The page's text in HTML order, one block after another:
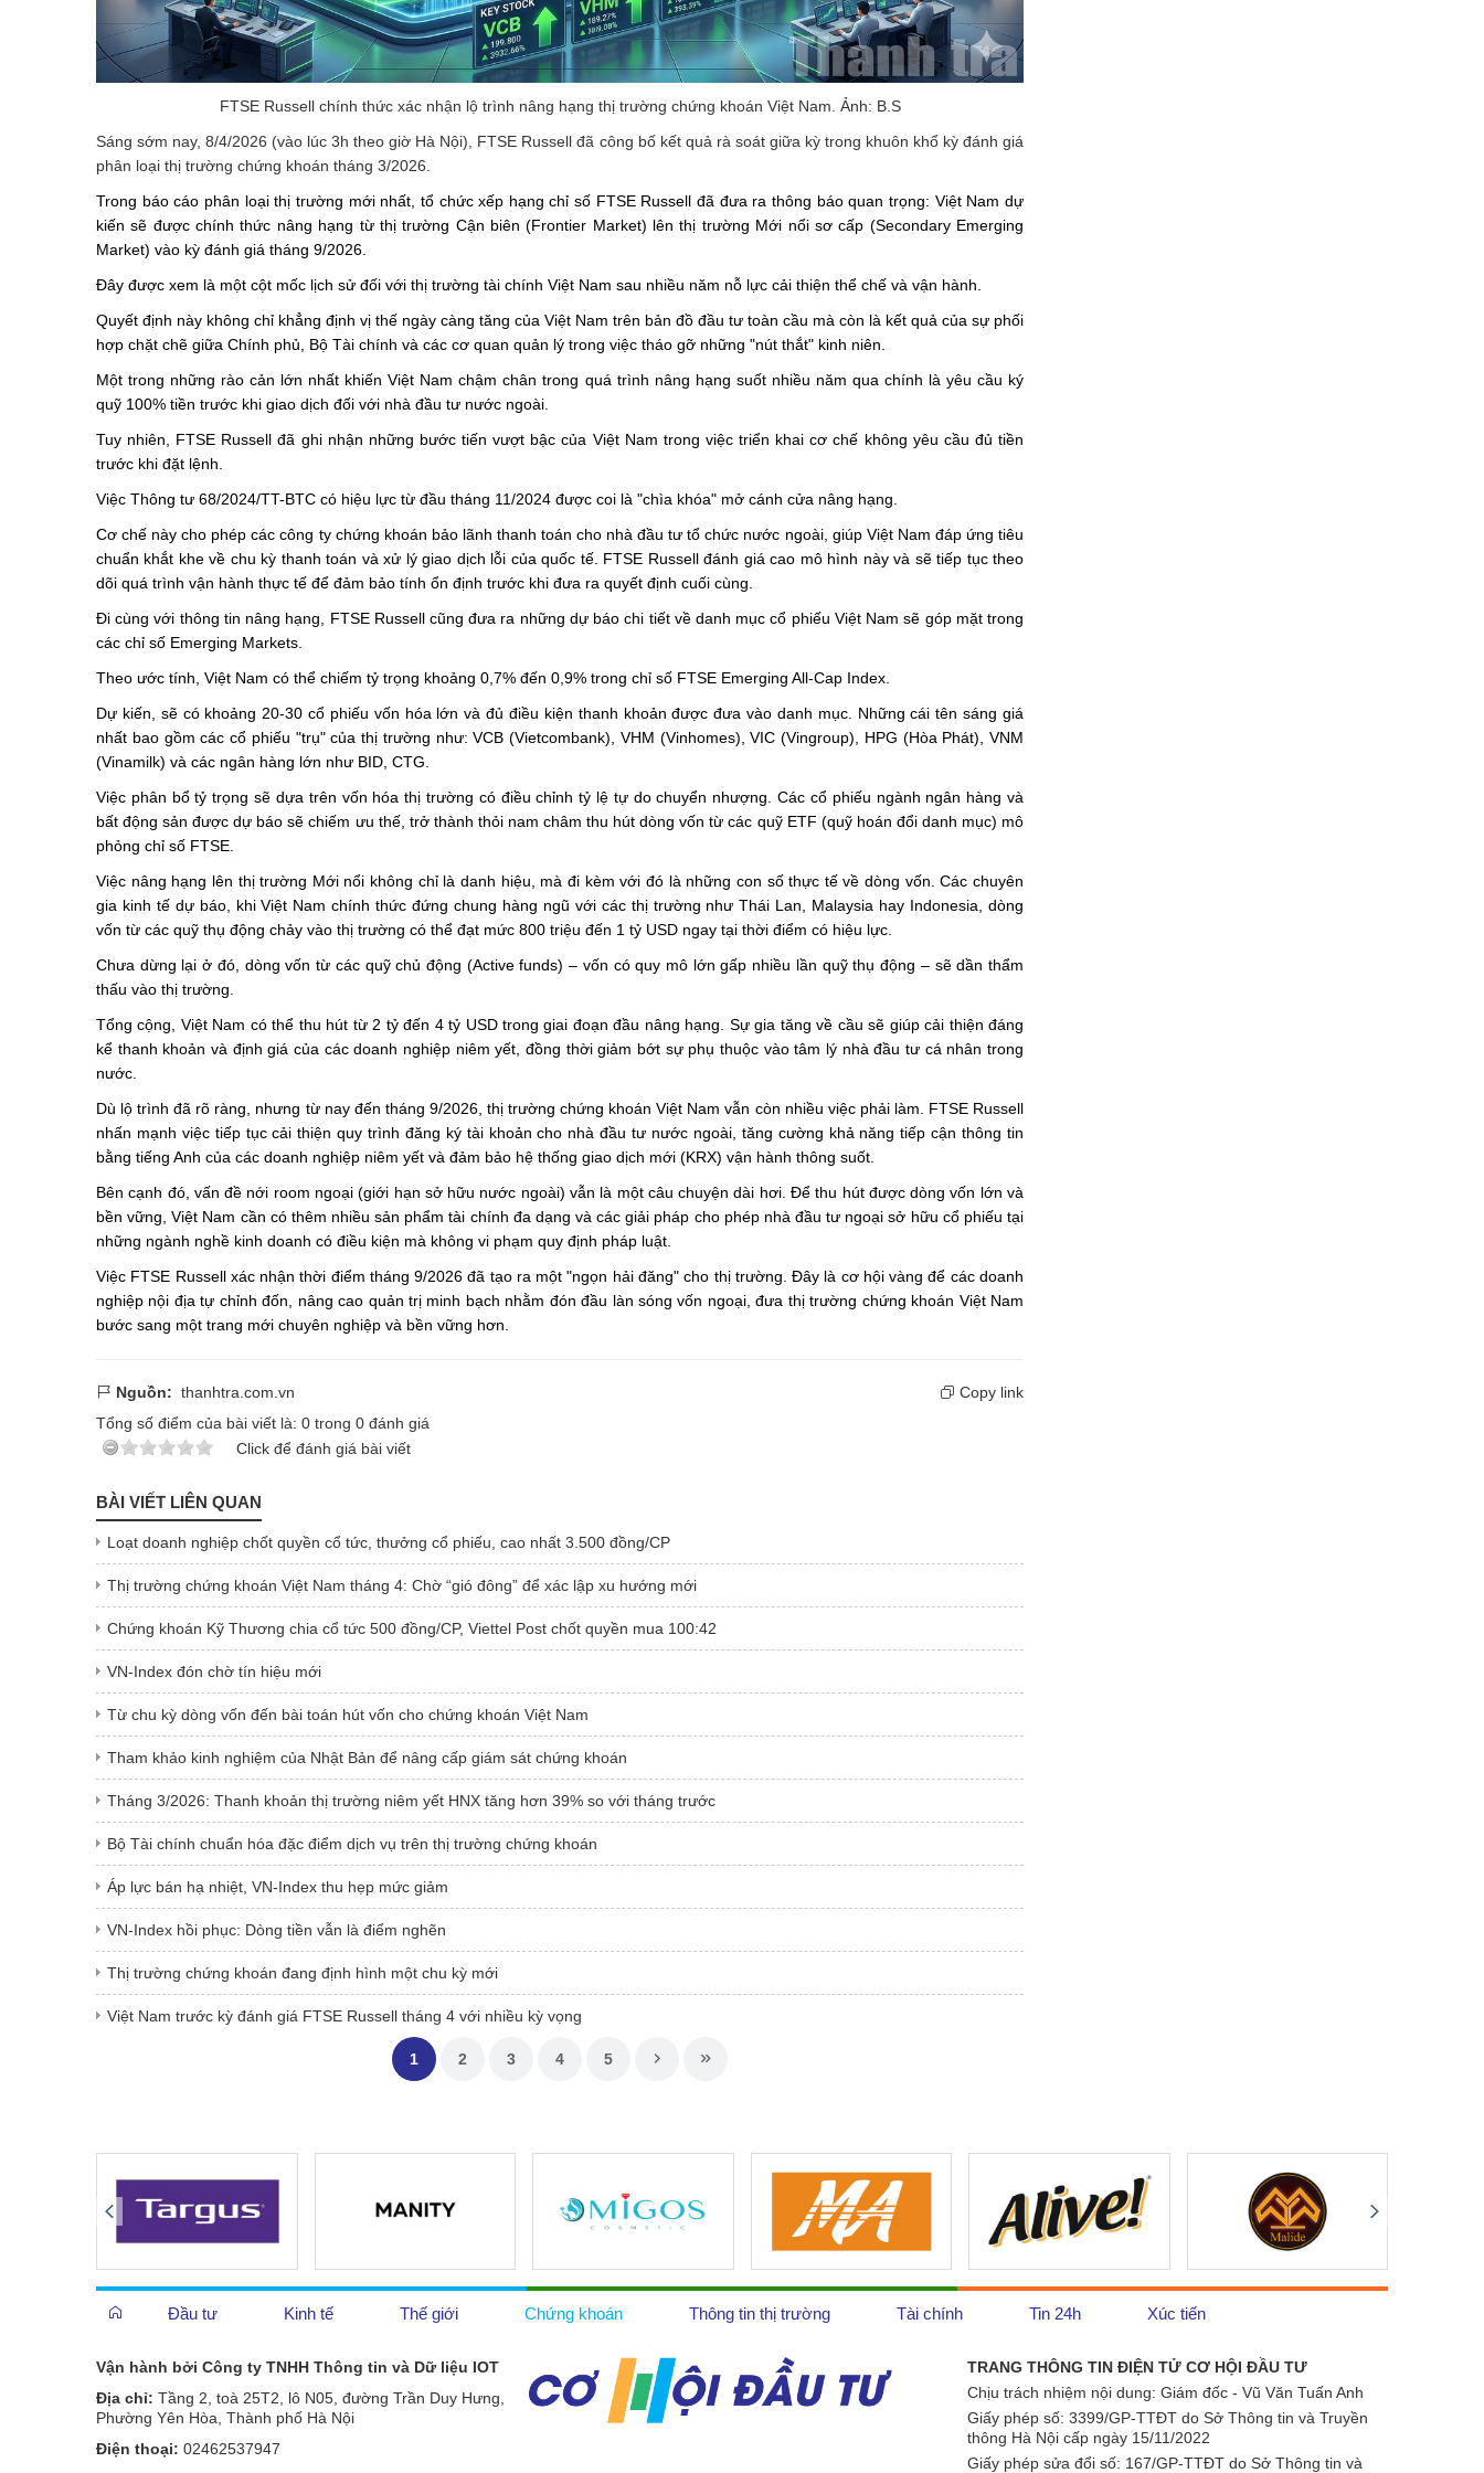
FTSE Russell chính thức xác nhận lộ trình nâng hạng thị trường chứng khoán Việt Nam. Ảnh: B.S
Sáng sớm nay, 8/4/2026 (vào lúc 3h theo giờ Hà Nội), FTSE Russell đã công bố kết quả rà soát giữa kỳ trong khuôn khổ kỳ đánh giá
phân loại thị trường chứng khoán tháng 3/2026.
Trong báo cáo phân loại thị trường mới nhất, tổ chức xếp hạng chỉ số FTSE Russell đã đưa ra thông báo quan trọng: Việt Nam dự
kiến sẽ được chính thức nâng hạng từ thị trường Cận biên (Frontier Market) lên thị trường Mới nổi sơ cấp (Secondary Emerging
Market) vào kỳ đánh giá tháng 9/2026.
Đây được xem là một cột mốc lịch sử đối với thị trường tài chính Việt Nam sau nhiều năm nỗ lực cải thiện thể chế và vận hành.
Quyết định này không chỉ khẳng định vị thế ngày càng tăng của Việt Nam trên bản đồ đầu tư toàn cầu mà còn là kết quả của sự phối
hợp chặt chẽ giữa Chính phủ, Bộ Tài chính và các cơ quan quản lý trong việc tháo gỡ những "nút thắt" kinh niên.
Một trong những rào cản lớn nhất khiến Việt Nam chậm chân trong quá trình nâng hạng suốt nhiều năm qua chính là yêu cầu ký
quỹ 100% tiền trước khi giao dịch đối với nhà đầu tư nước ngoài.
Tuy nhiên, FTSE Russell đã ghi nhận những bước tiến vượt bậc của Việt Nam trong việc triển khai cơ chế không yêu cầu đủ tiền
trước khi đặt lệnh.
Việc Thông tư 68/2024/TT-BTC có hiệu lực từ đầu tháng 11/2024 được coi là "chìa khóa" mở cánh cửa nâng hạng.
Cơ chế này cho phép các công ty chứng khoán bảo lãnh thanh toán cho nhà đầu tư tổ chức nước ngoài, giúp Việt Nam đáp ứng tiêu
chuẩn khắt khe về chu kỳ thanh toán và xử lý giao dịch lỗi của quốc tế. FTSE Russell đánh giá cao mô hình này và sẽ tiếp tục theo
dõi quá trình vận hành thực tế để đảm bảo tính ổn định trước khi đưa ra quyết định cuối cùng.
Đi cùng với thông tin nâng hạng, FTSE Russell cũng đưa ra những dự báo chi tiết về danh mục cổ phiếu Việt Nam sẽ góp mặt trong
các chỉ số Emerging Markets.
Theo ước tính, Việt Nam có thể chiếm tỷ trọng khoảng 0,7% đến 0,9% trong chỉ số FTSE Emerging All-Cap Index.
Dự kiến, sẽ có khoảng 20-30 cổ phiếu vốn hóa lớn và đủ điều kiện thanh khoản được đưa vào danh mục. Những cái tên sáng giá
nhất bao gồm các cổ phiếu "trụ" của thị trường như: VCB (Vietcombank), VHM (Vinhomes), VIC (Vingroup), HPG (Hòa Phát), VNM
(Vinamilk) và các ngân hàng lớn như BID, CTG.
Việc phân bổ tỷ trọng sẽ dựa trên vốn hóa thị trường có điều chỉnh tỷ lệ tự do chuyển nhượng. Các cổ phiếu ngành ngân hàng và
bất động sản được dự báo sẽ chiếm ưu thế, trở thành thỏi nam châm thu hút dòng vốn từ các quỹ ETF (quỹ hoán đổi danh mục) mô
phỏng chỉ số FTSE.
Việc nâng hạng lên thị trường Mới nổi không chỉ là danh hiệu, mà đi kèm với đó là những con số thực tế về dòng vốn. Các chuyên
gia kinh tế dự báo, khi Việt Nam chính thức đứng chung hàng ngũ với các thị trường như Thái Lan, Malaysia hay Indonesia, dòng
vốn từ các quỹ thụ động chảy vào thị trường có thể đạt mức 800 triệu đến 1 tỷ USD ngay tại thời điểm có hiệu lực.
Chưa dừng lại ở đó, dòng vốn từ các quỹ chủ động (Active funds) – vốn có quy mô lớn gấp nhiều lần quỹ thụ động – sẽ dần thẩm
thấu vào thị trường.
Tổng cộng, Việt Nam có thể thu hút từ 2 tỷ đến 4 tỷ USD trong giai đoạn đầu nâng hạng. Sự gia tăng về cầu sẽ giúp cải thiện đáng
kể thanh khoản và định giá của các doanh nghiệp niêm yết, đồng thời giảm bớt sự phụ thuộc vào tâm lý nhà đầu tư cá nhân trong
nước.
Dù lộ trình đã rõ ràng, nhưng từ nay đến tháng 9/2026, thị trường chứng khoán Việt Nam vẫn còn nhiều việc phải làm. FTSE Russell
nhấn mạnh việc tiếp tục cải thiện quy trình đăng ký tài khoản cho nhà đầu tư nước ngoài, tăng cường khả năng tiếp cận thông tin
bằng tiếng Anh của các doanh nghiệp niêm yết và đảm bảo hệ thống giao dịch mới (KRX) vận hành thông suốt.
Bên cạnh đó, vấn đề nới room ngoại (giới hạn sở hữu nước ngoài) vẫn là một câu chuyện dài hơi. Để thu hút được dòng vốn lớn và
bền vững, Việt Nam cần có thêm nhiều sản phẩm tài chính đa dạng và các giải pháp cho phép nhà đầu tư ngoại sở hữu cổ phiếu tại
những ngành nghề kinh doanh có điều kiện mà không vi phạm quy định pháp luật.
Việc FTSE Russell xác nhận thời điểm tháng 9/2026 đã tạo ra một "ngọn hải đăng" cho thị trường. Đây là cơ hội vàng để các doanh
nghiệp nội địa tự chỉnh đốn, nâng cao quản trị minh bạch nhằm đón đầu làn sóng vốn ngoại, đưa thị trường chứng khoán Việt Nam
bước sang một trang mới chuyên nghiệp và bền vững hơn.
Nguồn: thanhtra.com.vn
Copy link
Tổng số điểm của bài viết là: 0 trong 0 đánh giá
Click để đánh giá bài viết
BÀI VIẾT LIÊN QUAN
Loạt doanh nghiệp chốt quyền cổ tức, thưởng cổ phiếu, cao nhất 3.500 đồng/CP
Thị trường chứng khoán Việt Nam tháng 4: Chờ “gió đông” để xác lập xu hướng mới
Chứng khoán Kỹ Thương chia cổ tức 500 đồng/CP, Viettel Post chốt quyền mua 100:42
VN-Index đón chờ tín hiệu mới
Từ chu kỳ dòng vốn đến bài toán hút vốn cho chứng khoán Việt Nam
Tham khảo kinh nghiệm của Nhật Bản để nâng cấp giám sát chứng khoán
Tháng 3/2026: Thanh khoản thị trường niêm yết HNX tăng hơn 39% so với tháng trước
Bộ Tài chính chuẩn hóa đặc điểm dịch vụ trên thị trường chứng khoán
Áp lực bán hạ nhiệt, VN-Index thu hẹp mức giảm
VN-Index hồi phục: Dòng tiền vẫn là điểm nghẽn
Thị trường chứng khoán đang định hình một chu kỳ mới
Việt Nam trước kỳ đánh giá FTSE Russell tháng 4 với nhiều kỳ vọng
1 2 3 4 5
Đầu tư Kinh tế Thế giới Chứng khoán Thông tin thị trường Tài chính Tin 24h Xúc tiến
Vận hành bởi Công ty TNHH Thông tin và Dữ liệu IOT
Địa chỉ: Tầng 2, toà 25T2, lô N05, đường Trần Duy Hưng,
Phường Yên Hòa, Thành phố Hà Nội
Điện thoại: 02462537947
TRANG THÔNG TIN ĐIỆN TỬ CƠ HỘI ĐẦU TƯ
Chịu trách nhiệm nội dung: Giám đốc - Vũ Văn Tuấn Anh
Giấy phép số:3399/GP-TTĐT do Sở Thông tin và Truyền
thông Hà Nội cấp ngày 15/11/2022
Giấy phép sửa đổi số: 167/GP-TTĐT do Sở Thông tin và